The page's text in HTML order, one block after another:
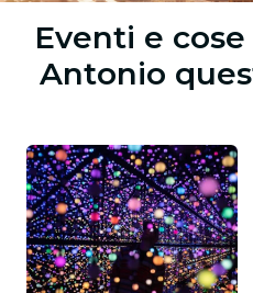
Eventi e
Antonio